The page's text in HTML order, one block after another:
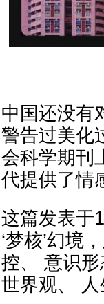
中国还没有
警告过美化
会科学期刊
代提供了情
这篇发表于
‘梦核’幻境
控、 意识
世界观、 人